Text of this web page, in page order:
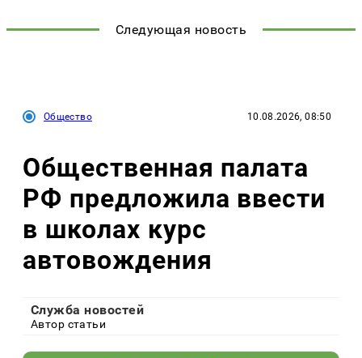
Следующая новость
Общество 10.08.2026, 08:50
Общественная палата
РФ предложила ввести
в школах курс
автовождения
Служба новостей
Автор статьи